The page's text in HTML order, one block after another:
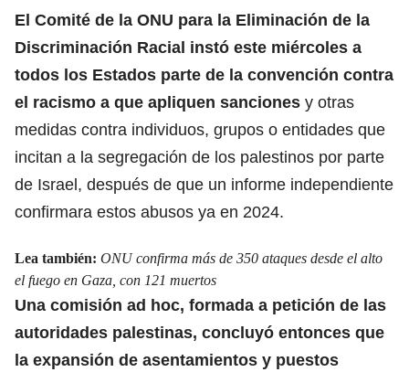
El Comité de la ONU para la Eliminación de la
Discriminación Racial instó este miércoles a
todos los Estados parte de la convención contra
el racismo a que apliquen sanciones y otras
medidas contra individuos, grupos o entidades que
incitan a la segregación de los palestinos por parte
de Israel, después de que un informe independiente
confirmara estos abusos ya en 2024.
Lea también: ONU confirma más de 350 ataques desde el alto
el fuego en Gaza, con 121 muertos
Una comisión ad hoc, formada a petición de las
autoridades palestinas, concluyó entonces que
la expansión de asentamientos y puestos